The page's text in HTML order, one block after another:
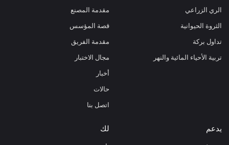
الري الزراعي
الثروة الحيوانية
تداول بركة
تربية الأحياء المائية والنهر
مقدمة المصنع
قصة المؤسس
مقدمة الفريق
مجال الاختبار
أخبار
حالات
اتصل بنا
يدعم لك